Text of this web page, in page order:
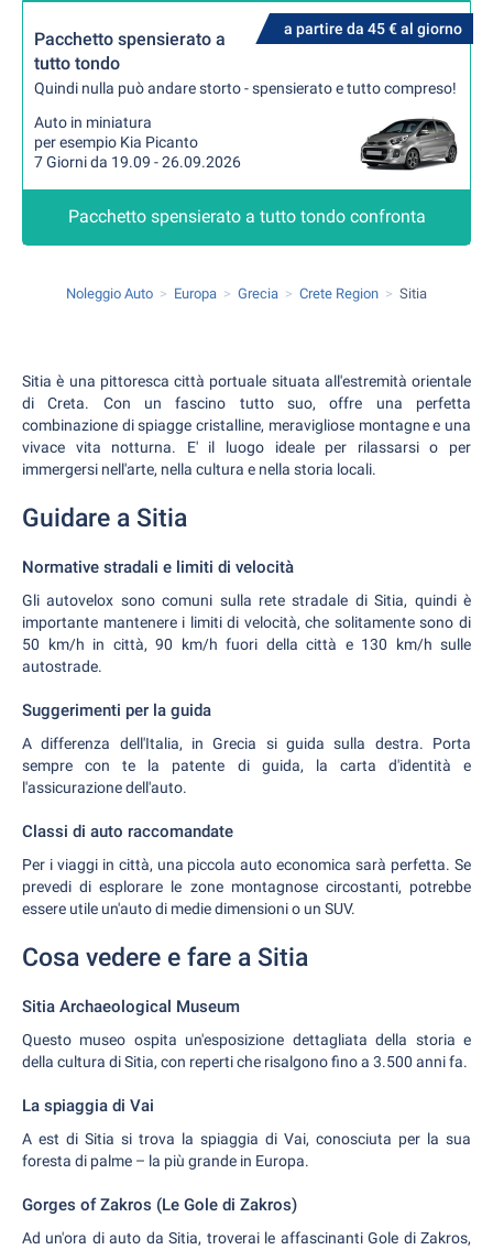
a partire da 45 € al giorno
Pacchetto spensierato a
tutto tondo
Quindi nulla può andare storto - spensierato e tutto compreso!
Auto in miniatura
per esempio Kia Picanto
7 Giorni da 19.09 - 26.09.2026
Pacchetto spensierato a tutto tondo confronta
Noleggio Auto Europa Grecia Crete Region Sitia
Sitia è una pittoresca città portuale situata all'estremità orientale
di Creta. Con un fascino tutto suo, offre una perfetta
combinazione di spiagge cristalline, meravigliose montagne e una
vivace vita notturna. E' il luogo ideale per rilassarsi o per
immergersi nell'arte, nella cultura e nella storia locali.
Guidare a Sitia
Normative stradali e limiti di velocità
Gli autovelox sono comuni sulla rete stradale di Sitia, quindi è
importante mantenere i limiti di velocità, che solitamente sono di
50 km/h in città, 90 km/h fuori della città e 130 km/h sulle
autostrade.
Suggerimenti per la guida
A differenza dell'Italia, in Grecia si guida sulla destra. Porta
sempre con te la patente di guida, la carta d'identità e
l'assicurazione dell'auto.
Classi di auto raccomandate
Per i viaggi in città, una piccola auto economica sarà perfetta. Se
prevedi di esplorare le zone montagnose circostanti, potrebbe
essere utile un'auto di medie dimensioni o un SUV.
Cosa vedere e fare a Sitia
Sitia Archaeological Museum
Questo museo ospita un'esposizione dettagliata della storia e
della cultura di Sitia, con reperti che risalgono fino a 3.500 anni fa.
La spiaggia di Vai
A est di Sitia si trova la spiaggia di Vai, conosciuta per la sua
foresta di palme – la più grande in Europa.
Gorges of Zakros (Le Gole di Zakros)
Ad un'ora di auto da Sitia, troverai le affascinanti Gole di Zakros,